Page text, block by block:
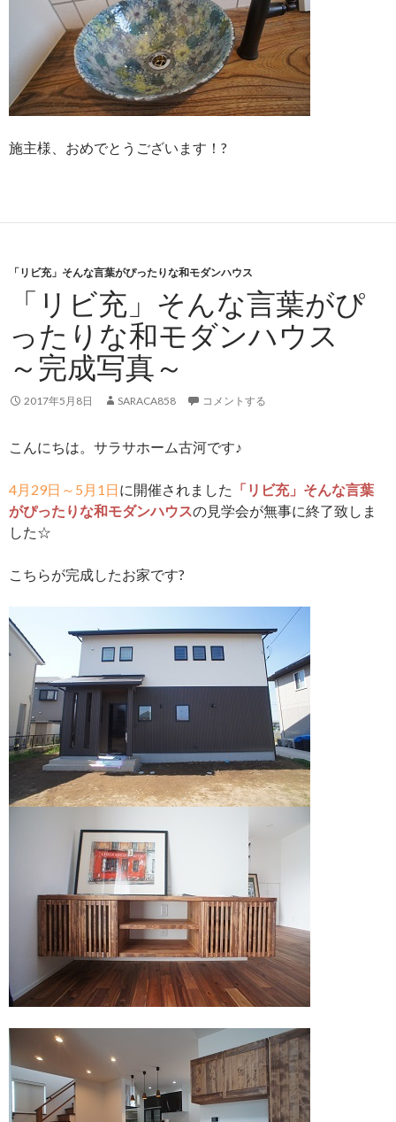
施主様、おめでとうございます！?
「リビ充」そんな言葉がぴったりな和モダンハウス
「リビ充」そんな言葉がぴ
ったりな和モダンハウス
～完成写真～
2017年5月8日 SARACA858 コメントする
こんにちは。サラサホーム古河です♪
4月29日～5月1日に開催されました 「リビ充」そんな言葉
がぴったりな和モダンハウスの見学会が無事に終了致しま
した☆
こちらが完成したお家です?